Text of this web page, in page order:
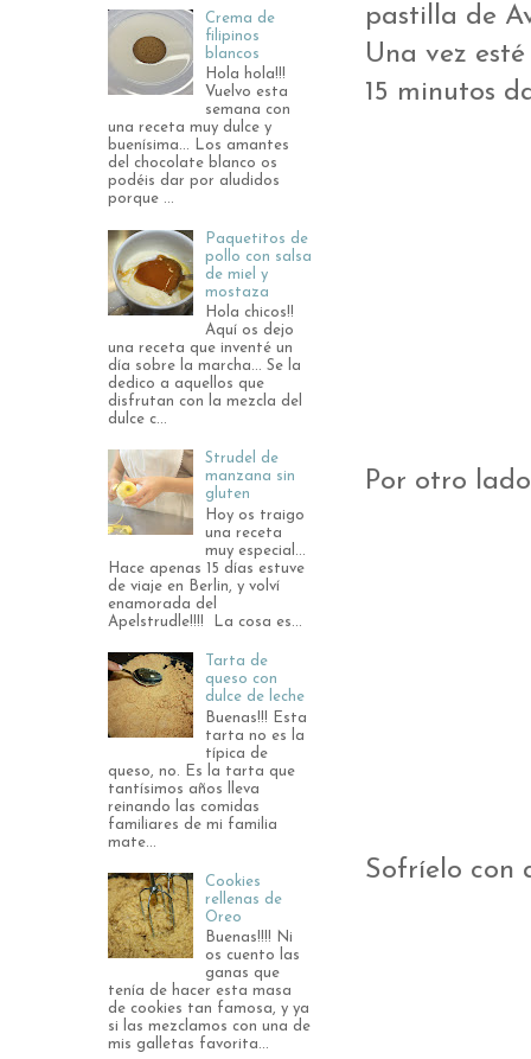
pastilla de
Una vez
15 minutos
Por otro
Sofríelo con
Crema de
filipinos
blancos
Hola hola!!!
Vuelvo esta
semana con
una receta muy dulce y
buenísima... Los amantes
del chocolate blanco os
podéis dar por aludidos
porque ...
Paquetitos de
pollo con salsa
de miel y
mostaza
Hola chicos!!
Aquí os dejo
una receta que inventé un
día sobre la marcha... Se la
dedico a aquellos que
disfrutan con la mezcla del
dulce c...
Strudel de
manzana sin
gluten
Hoy os traigo
una receta
muy especial...
Hace apenas 15 días estuve
de viaje en Berlin, y volví
enamorada del
Apelstrudle!!!! La cosa es...
Tarta de
queso con
dulce de leche
Buenas!!! Esta
tarta no es la
típica de
queso, no. Es la tarta que
tantísimos años lleva
reinando las comidas
familiares de mi familia
mate...
Cookies
rellenas de
Oreo
Buenas!!!! Ni
os cuento las
ganas que
tenía de hacer esta masa
de cookies tan famosa, y ya
si las mezclamos con una de
mis galletas favorita...